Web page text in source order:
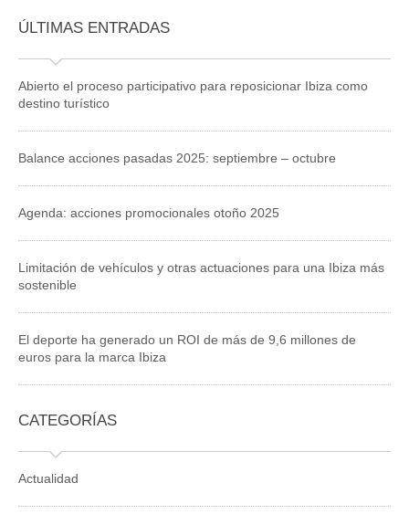
ÚLTIMAS ENTRADAS
Abierto el proceso participativo para reposicionar Ibiza como
destino turístico
Balance acciones pasadas 2025: septiembre – octubre
Agenda: acciones promocionales otoño 2025
Limitación de vehículos y otras actuaciones para una Ibiza más
sostenible
El deporte ha generado un ROI de más de 9,6 millones de
euros para la marca Ibiza
CATEGORÍAS
Actualidad